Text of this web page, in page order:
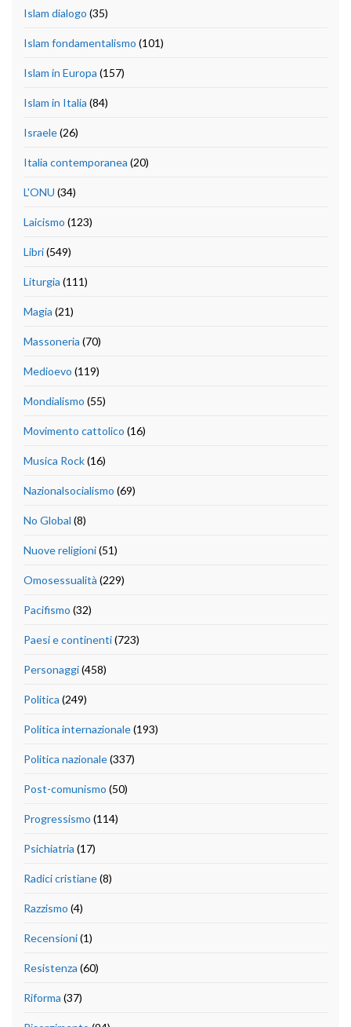
Islam dialogo (35)
Islam fondamentalismo (101)
Islam in Europa (157)
Islam in Italia (84)
Israele(26)
Italia contemporanea (20)
L'ONU (34)
Laicismo (123)
Libri(549)
Liturgia (111)
Magia (21)
Massoneria (70)
Medioevo (119)
Mondialismo (55)
Movimento cattolico (16)
Musica Rock(16)
Nazionalsocialismo (69)
No Global (8)
Nuove religioni(51)
Omosessualità (229)
Pacifismo (32)
Paesi e continenti(723)
Personaggi(458)
Politica (249)
Politica internazionale(193)
Politica nazionale(337)
Post-comunismo (50)
Progressismo (114)
Psichiatria (17)
Radici cristiane(8)
Razzismo (4)
Recensioni(1)
Resistenza (60)
Riforma (37)